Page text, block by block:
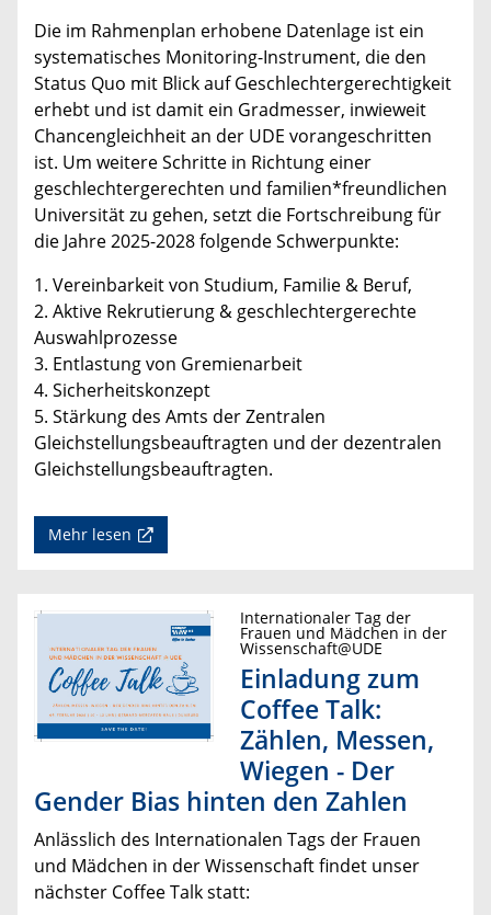
Die im Rahmenplan erhobene Datenlage ist ein
systematisches Monitoring-Instrument, die den
Status Quo mit Blick auf Geschlechtergerechtigkeit
erhebt und ist damit ein Gradmesser, inwieweit
Chancengleichheit an der UDE vorangeschritten
ist. Um weitere Schritte in Richtung einer
geschlechtergerechten und familien*freundlichen
Universität zu gehen, setzt die Fortschreibung für
die Jahre 2025-2028 folgende Schwerpunkte:
1. Vereinbarkeit von Studium, Familie & Beruf,
2. Aktive Rekrutierung & geschlechtergerechte
Auswahlprozesse
3. Entlastung von Gremienarbeit
4. Sicherheitskonzept
5. Stärkung des Amts der Zentralen
Gleichstellungsbeauftragten und der dezentralen
Gleichstellungsbeauftragten.
Mehr lesen
Internationaler Tag der
Frauen und Mädchen in der
Wissenschaft@UDE
Einladung zum
Coffee Talk:
Zählen, Messen,
Wiegen - Der
Gender Bias hinten den Zahlen
Anlässlich des Internationalen Tags der Frauen
und Mädchen in der Wissenschaft findet unser
nächster Coffee Talk statt: